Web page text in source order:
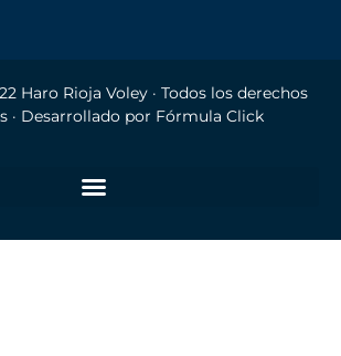
Haro Rioja Voley· Todos los derechos
· Desarrollado por Fórmula Click